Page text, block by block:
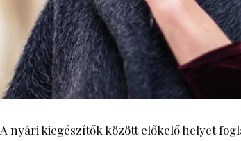
A nyári kiegészítők között előkelő helyet